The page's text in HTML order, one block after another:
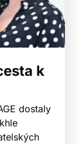
k
dostaly